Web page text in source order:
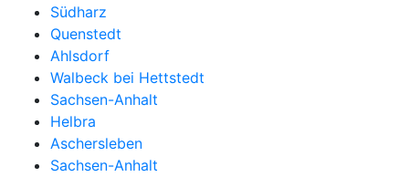
Südharz
Quenstedt
Ahlsdorf
Walbeck bei Hettstedt
Sachsen-Anhalt
Helbra
Aschersleben
Sachsen-Anhalt